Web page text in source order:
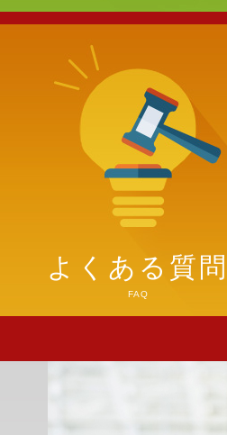
よくある質問
FAQ